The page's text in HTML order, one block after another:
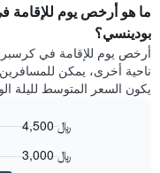
ما هو أرخص يوم
بودينسي؟
ناحية أخرى، يمكن
يكون السعر المتوسط لليلة الواحدة
3,000 ﷼
4,500 ﷼